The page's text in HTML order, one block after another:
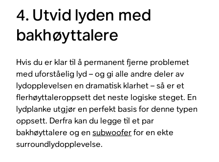
4. Utvid lyden med
bakhøyttalere
Hvis du er klar til å permanent fjerne problemet
med uforståelig lyd – og gi alle andre deler av
lydopplevelsen en dramatisk klarhet – så er et
flerhøyttaleroppsett det neste logiske steget. En
lydplanke utgjør en perfekt basis for denne typen
oppsett. Derfra kan du legge til et par
bakhøyttalere og ensubwooferfor en ekte
surroundlydopplevelse.